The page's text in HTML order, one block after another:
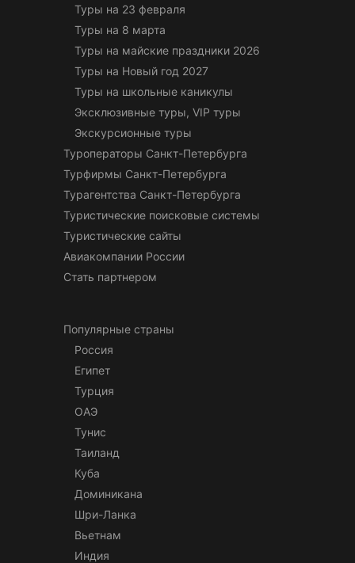
Туры на 23 февраля
Туры на 8 марта
Туры на майские праздники 2026
Туры на Новый год 2027
Туры на школьные каникулы
Эксклюзивные туры, VIP туры
Экскурсионные туры
Туроператоры Санкт-Петербурга
Турфирмы Санкт-Петербурга
Турагентства Санкт-Петербурга
Туристические поисковые системы
Туристические сайты
Авиакомпании России
Стать партнером
Популярные страны
Россия
Египет
Турция
ОАЭ
Тунис
Таиланд
Куба
Доминикана
Шри-Ланка
Вьетнам
Индия